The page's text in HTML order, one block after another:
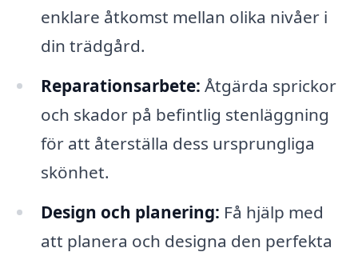
enklare åtkomst mellan olika nivåer i
din trädgård.
Reparationsarbete: Åtgärda sprickor
och skador på befintlig stenläggning
för att återställa dess ursprungliga
skönhet.
Design och planering: Få hjälp med
att planera och designa den perfekta